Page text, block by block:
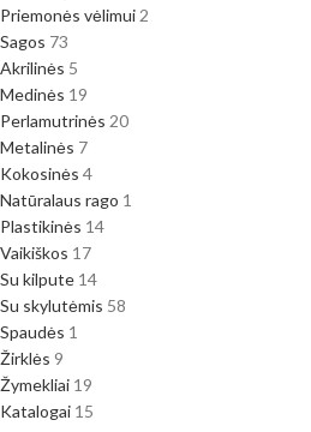
Priemonės vėlimui 2
Sagos 73
Akrilinės 5
Medinės 19
Perlamutrinės 20
Metalinės 7
Kokosinės 4
Natūralaus rago 1
Plastikinės 14
Vaikiškos 17
Su kilpute 14
Su skylutėmis 58
Spaudės 1
Žirklės 9
Žymekliai 19
Katalogai 15